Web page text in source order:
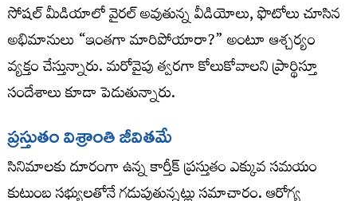
సోషల్ మీడియాలో వైరల్ అవుతున్న వీడియోలు, ఫొటోలు చూసిన
అభిమానులు “ఇంతగా మారిపోయారా?” అంటూ ఆశ్చర్యం
వ్యక్తం చేస్తున్నారు. మరోవైపు త్వరగా కోలుకోవాలని ప్రార్థిస్తూ
సందేశాలు కూడా పెడుతున్నారు.
ప్రస్తుతం విశ్రాంతి జీవితమే
సినిమాలకు దూరంగా ఉన్న కార్తీక్ ప్రస్తుతం ఎక్కువ సమయం